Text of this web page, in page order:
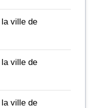
ville de
ville de
ville de